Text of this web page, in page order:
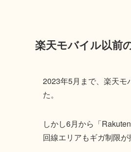
楽天モバイル以前
2023年5月まで、楽天モ
た。
しかし6月から「
回線エリアもギガ制限が